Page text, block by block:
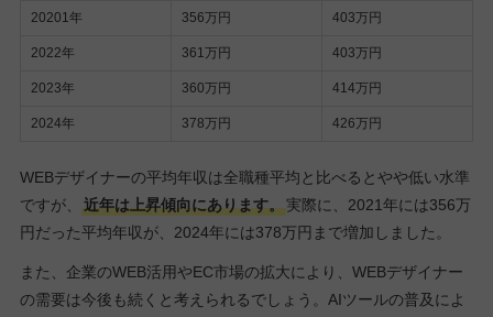
20201年 356万円 403万円
2022年 361万円 403万円
2023年 360万円 414万円
2024年 378万円 426万円
WEBデザイナーの平均年収は全職種平均と比べるとやや低い水準
ですが、
近年は上昇傾向にあります。実際に、2021年には356万
円だった平均年収が、2024年には378万円まで増加しました。
また、企業のWEB活用やEC市場の拡大により、WEBデザイナー
の需要は今後も続くと考えられるでしょう。AIツールの普及によ